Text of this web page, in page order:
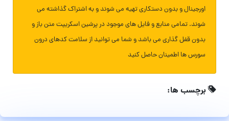
اورجینال و بدون دستکاری تهیه می شوند و به اشتراک گذاشته می
شوند. تمامی منابع و فایل های موجود در پرشین اسکریپت متن باز و
بدون قفل گذاری می باشد و شما می توانید از سلامت کدهای درون
سورس ها اطمینان حاصل کنید
برچسب ها: